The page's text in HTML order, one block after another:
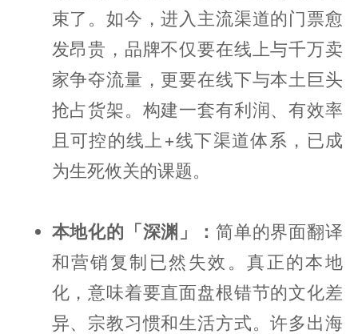
束了。如今，进入主流渠道的门票愈
发昂贵，品牌不仅要在线上与千万卖
家争夺流量，更要在线下与本土巨头
抢占货架。构建一套有利润、有效率
且可控的线上+线下渠道体系，已成
为生死攸关的课题。
本地化的「深渊」： 简单的界面翻译
和营销复制已然失效。真正的本地
化，意味着要直面盘根错节的文化差
异、宗教习惯和生活方式。许多出海